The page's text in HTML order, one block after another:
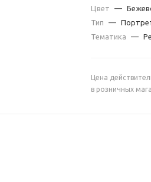
Цвет
—
Тип
—
Тематика
—
Цена
в розничных